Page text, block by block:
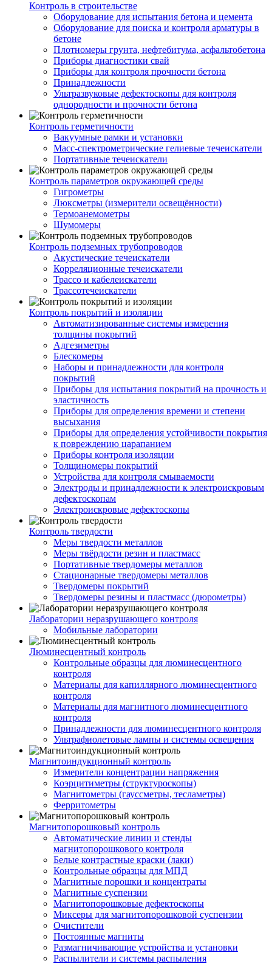
Контроль в строительстве
Оборудование для испытания бетона и цемента
Оборудование для поиска и контроля арматуры в
бетоне
Плотномеры грунта, нефтебитума, асфальтобетона
Приборы диагностики свай
Приборы для контроля прочности бетона
Принадлежности
Ультразвуковые дефектоскопы для контроля
однородности и прочности бетона
Контроль герметичности
Вакуумные рамки и установки
Масс-спектрометрические гелиевые течеискатели
Портативные течеискатели
Контроль параметров окружающей среды
Гигрометры
Люксметры (измерители освещённости)
Термоанемометры
Шумомеры
Контроль подземных трубопроводов
Акустические течеискатели
Корреляционные течеискатели
Трассо и кабелеискатели
Трассотечеискатели
Контроль покрытий и изоляции
Автоматизированные системы измерения
толщины покрытий
Адгезиметры
Блескомеры
Наборы и принадлежности для контроля
покрытий
Приборы для испытания покрытий на прочность и
эластичность
Приборы для определения времени и степени
высыхания
Приборы для определения устойчивости покрытия
к повреждению царапанием
Приборы контроля изоляции
Толщиномеры покрытий
Устройства для контроля смываемости
Электроды и принадлежности к электроискровым
дефектоскопам
Электроискровые дефектоскопы
Контроль твердости
Меры твердости металлов
Меры твёрдости резин и пластмасс
Портативные твердомеры металлов
Стационарные твердомеры металлов
Твердомеры покрытий
Твердомеры резины и пластмасс (дюрометры)
Лаборатории неразрушающего контроля
Мобильные лаборатории
Люминесцентный контроль
Контрольные образцы для люминесцентного
контроля
Материалы для капиллярного люминесцентного
контроля
Материалы для магнитного люминесцентного
контроля
Принадлежности для люминесцентного контроля
Ультрафиолетовые лампы и системы освещения
Магнитоиндукционный контроль
Измерители концентрации напряжения
Коэрцитиметры (структуроскопы)
Магнитометры (гауссметры, тесламетры)
Ферритометры
Магнитопорошковый контроль
Автоматические линии и стенды
магнитопорошкового контроля
Белые контрастные краски (лаки)
Контрольные образцы для МПД
Магнитные порошки и концентраты
Магнитные суспензии
Магнитопорошковые дефектоскопы
Миксеры для магнитопорошковой суспензии
Очистители
Постоянные магниты
Размагничивающие устройства и установки
Распылители и системы распыления